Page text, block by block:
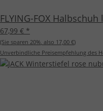
FLYING-FOX
67,99 € *
(Sie sparen 20%, also 17,00 €)
Unverbindliche Preisempfehlung des